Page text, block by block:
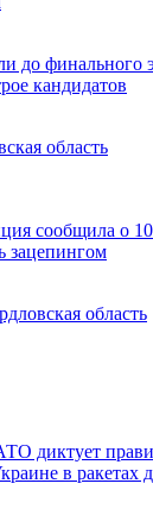
до финального
кандидатов
область
сообщила о
зацепингом
область
диктует
в ракетах